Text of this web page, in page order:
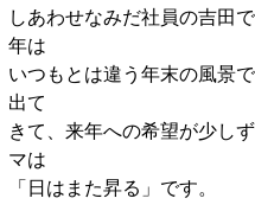
しあわせなみだ社員の吉田
年は
いつもとは違う年末の風景
出て
きて、来年への希望が少し
マは
「日はまた昇る」です。